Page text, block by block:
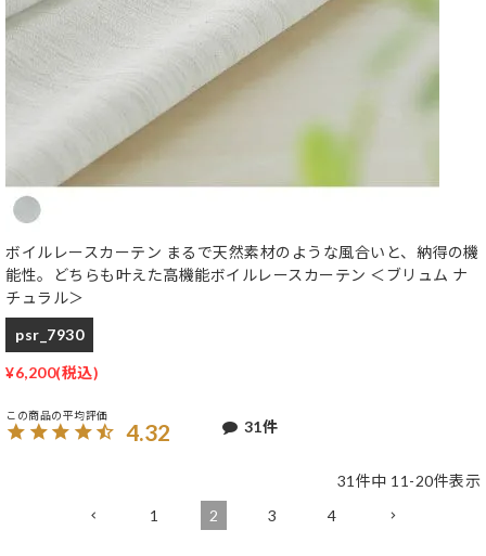
ボイルレースカーテン まるで天然素材のような風合いと、納得の機
能性。どちらも叶えた高機能ボイルレースカーテン ＜ブリュム ナ
チュラル＞
psr_7930
¥6,200
4.32 31
31 件中 11 -20件表示
1
2 3 4